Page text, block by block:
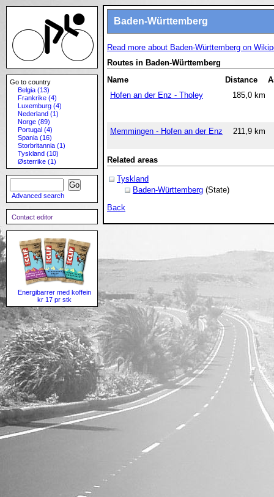
Baden-Württemberg
Read more about Baden-Württemberg on
Routes in Baden-Württemberg
Name
Distance
Hofen an der Enz - Tholey
185,0 km
Memmingen - Hofen an der Enz 211,9 km
Related areas
Tyskland
Baden-Württemberg (State)
Back
Go to country
Belgia (13)
Frankrike (4)
Luxemburg (4)
Nederland (1)
Norge (89)
Portugal (4)
Spania (16)
Storbritannia (1)
Tyskland (10)
Østerrike (1)
Advanced search
Contact editor
Energibarrer med koffein
kr 17 pr stk